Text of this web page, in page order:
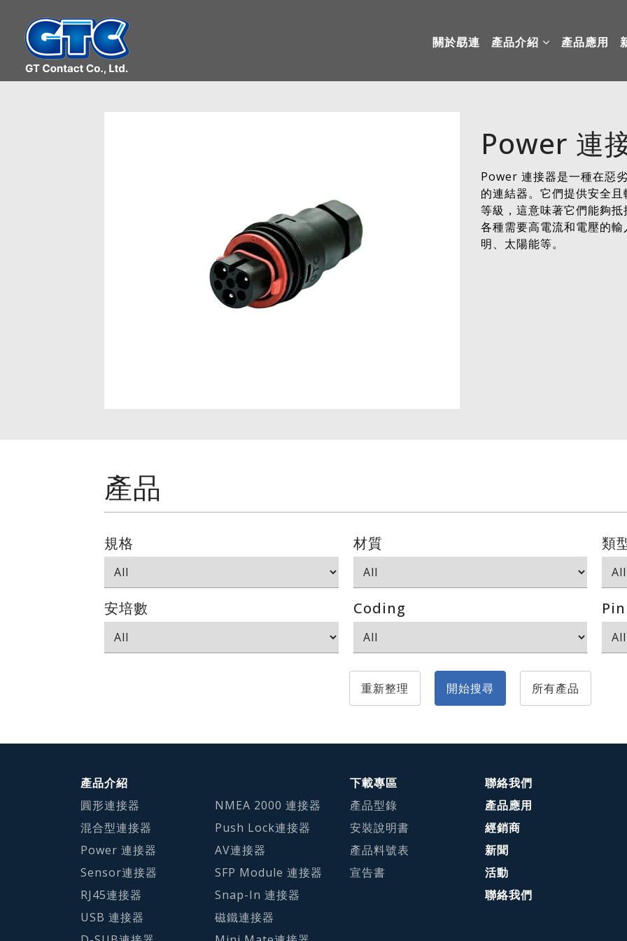
關於勗連 產品介紹 產品應用
Power 連
Power 連接器是一種在惡
的連結器。它們提供安全
等級，這意味著它們能夠
各種需要高電流和電壓的
明、太陽能等。
產品
規格 材質 類
安培數 Coding Pin
重新整理 開始搜尋 所有產品
產品介紹
圓形連接器
混合型連接器
Power 連接器
Sensor連接器
RJ45連接器
USB 連接器
NMEA 2000 連接器
Push Lock連接器
AV連接器
SFP Module 連接器
Snap-In 連接器
磁鐵連接器
下載專區
產品型錄
安裝說明書
產品料號表
宣告書
聯絡我們
產品應用
經銷商
新聞
活動
聯絡我們